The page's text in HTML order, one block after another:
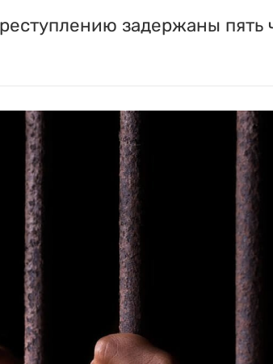
задержаны пять